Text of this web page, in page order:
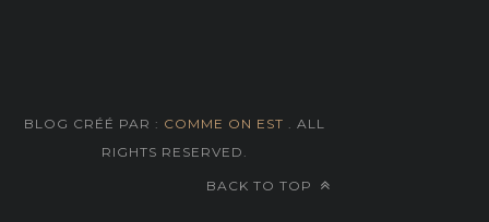
BLOG CRÉÉ PAR : COMME ON EST . ALL
RIGHTS RESERVED.
BACK TO TOP